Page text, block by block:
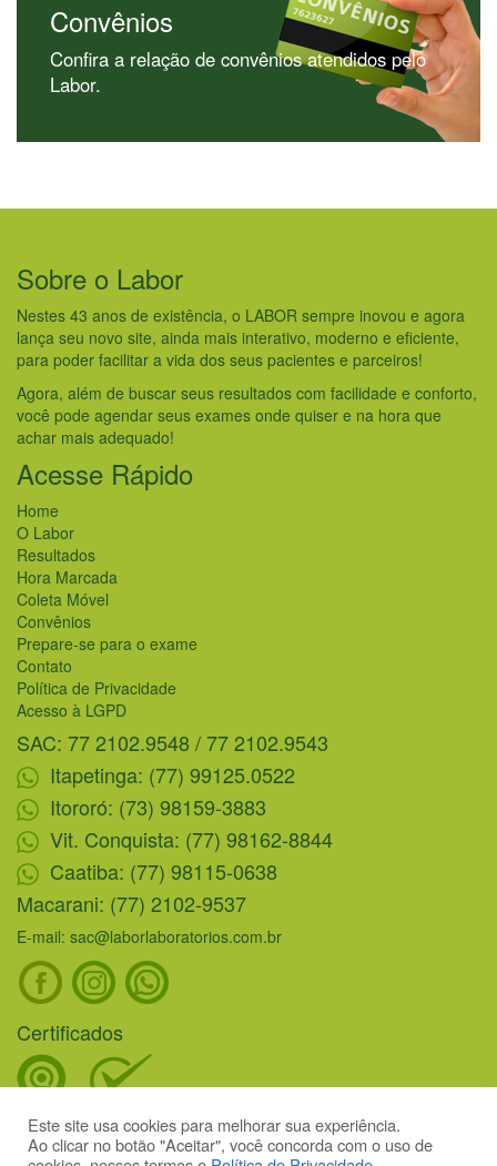
Convênios
Confira a relação de convênios atendidos pelo
Labor.
Sobre o Labor
Nestes 43 anos de existência, o LABOR sempre inovou e agora
lança seu novo site, ainda mais interativo, moderno e eficiente,
para poder facilitar a vida dos seus pacientes e parceiros!
Agora, além de buscar seus resultados com facilidade e conforto,
você pode agendar seus exames onde quiser e na hora que
achar mais adequado!
Acesse Rápido
Home
O Labor
Resultados
Hora Marcada
Coleta Móvel
Convênios
Prepare-se para o exame
Contato
Política de Privacidade
Acesso à LGPD
SAC: 77 2102.9548 / 77 2102.9543
Itapetinga: (77) 99125.0522
Itororó: (73) 98159-3883
Vit. Conquista: (77) 98162-8844
Caatiba: (77) 98115-0638
Macarani: (77) 2102-9537
E-mail: sac@laborlaboratorios.com.br
Certificados
Este site usa cookies para melhorar sua experiência.
Ao clicar no botão "Aceitar", você concorda com o uso de